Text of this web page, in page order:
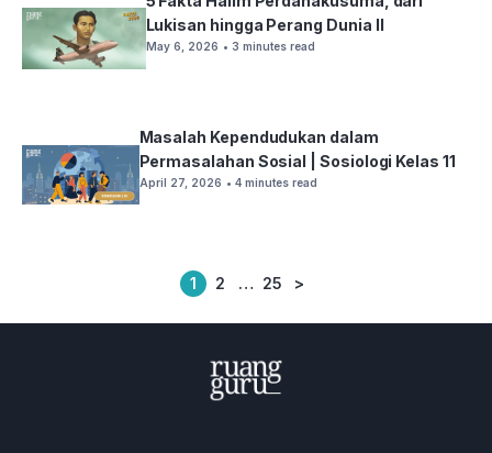
Lukisan hingga Perang Dunia II
May 6, 2026 • 3 minutes read
Masalah Kependudukan dalam
Permasalahan Sosial | Sosiologi Kelas 11
April 27, 2026 • 4 minutes read
Posts
1 2 … 25 >